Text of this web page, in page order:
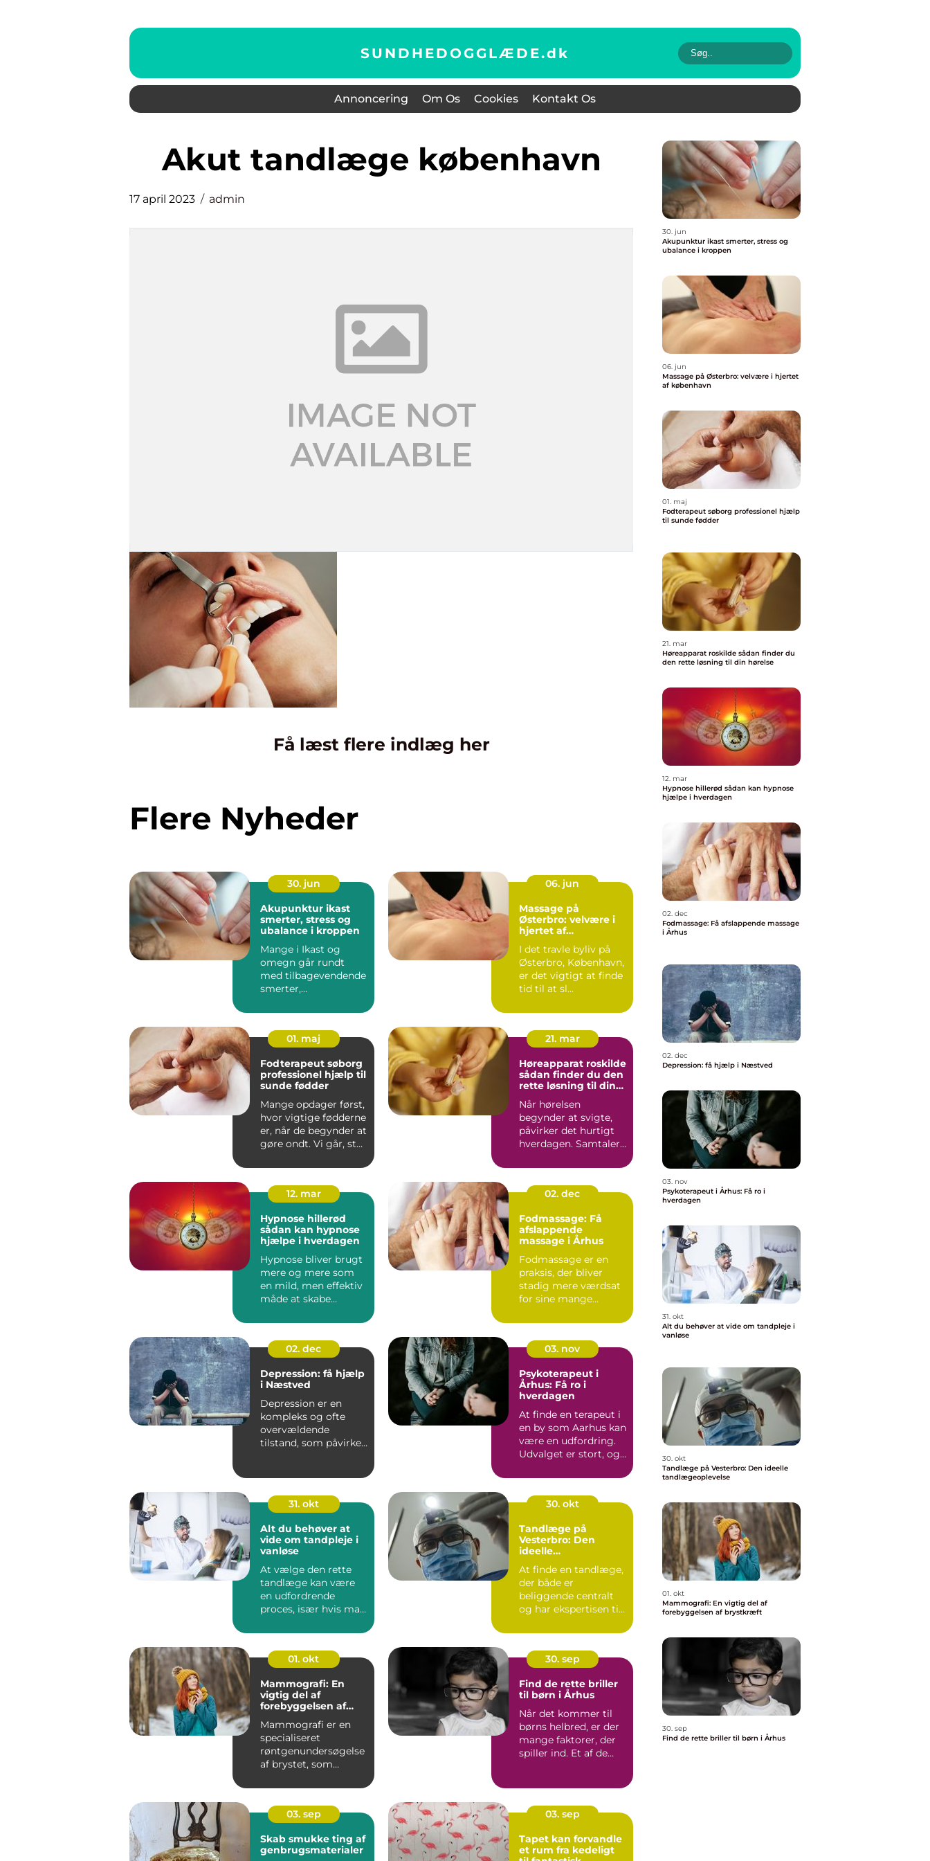
SUNDHEDOGGLÆDE.dk
Annoncering Om Os Cookies Kontakt Os
akut tandlæge københavn
17 april 2023 admin
Få læst flere indlæg her
Flere Nyheder
30. jun
Akupunktur ikast
smerter, stress og
ubalance i kroppen
Mange i Ikast og
omegn går rundt
med tilbagevendende
smerter,
stresssymptomer, s...
06. jun
Massage på
Østerbro: velvære i
hjertet af
I det travle byliv på
Østerbro, København,
er det vigtigt at finde
tid til at sl...
01. maj
Fodterapeut søborg
professionel hjælp til
sunde fødder
Mange opdager først,
hvor vigtige fødderne
er, når de begynder at
gøre ondt. Vi går, står
21. mar
Høreapparat roskilde
sådan finder du den
rette løsning til din
Når hørelsen
begynder at svigte,
påvirker det hurtigt
hverdagen. Samtaler
du mi...
12. mar
Hypnose hillerød
sådan kan hypnose
hjælpe i hverdagen
Hypnose bliver brugt
mere og mere som
en mild, men effektiv
måde at skabe
hverdagen. ...
02. dec
Fodmassage: Få
afslappende
massage i Århus
Fodmassage er en
praksis, der bliver
stadig mere værdsat
for sine mange
02. dec
Depression: få hjælp
i Næstved
Depression er en
kompleks og ofte
overvældende
tilstand, som påvirker
03. nov
Psykoterapeut i
Århus: Få ro i
hverdagen
At finde en terapeut i
en by som Aarhus kan
være en udfordring.
Udvalget er stort, og
31. okt
Alt du behøver at
vide om tandpleje i
vanløse
At vælge den rette
tandlæge kan være
en udfordrende
proces, især hvis man
30. okt
Tandlæge på
Vesterbro: Den
ideelle
At finde en tandlæge,
der både er
beliggende centralt
og har ekspertisen til
01. okt
Mammografi: En
vigtig del af
forebyggelsen af
Mammografi er en
specialiseret
røntgenundersøgelse
af brystet, som
30. sep
Find de rette briller
til børn i Århus
Når det kommer til
børns helbred, er der
mange faktorer, der
spiller ind. Et af de
03. sep
Skab smukke ting af
genbrugsmaterialer
03. sep
Tapet kan forvandle
et rum fra kedeligt
30. jun
Akupunktur ikast smerter, stress og
ubalance i kroppen
06. jun
Massage på Østerbro: velvære i hjertet
af københavn
01. maj
Fodterapeut søborg professionel hjælp
til sunde fødder
21. mar
Høreapparat roskilde sådan finder du
den rette løsning til din hørelse
12. mar
Hypnose hillerød sådan kan hypnose
hjælpe i hverdagen
02. dec
Fodmassage: Få afslappende massage
i Århus
02. dec
Depression: få hjælp i Næstved
03. nov
Psykoterapeut i Århus: Få ro i
hverdagen
31. okt
Alt du behøver at vide om tandpleje i
vanløse
30. okt
Tandlæge på Vesterbro: Den ideelle
tandlægeoplevelse
01. okt
Mammografi: En vigtig del af
forebyggelsen af brystkræft
30. sep
Find de rette briller til børn i Århus